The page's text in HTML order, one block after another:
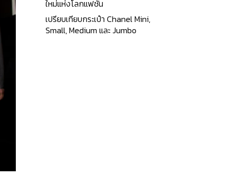
ใหม่แห่งโลกแฟชั่น
เปรียบเทียบกระเป๋า Chanel Mini,
Small, Medium และ Jumbo